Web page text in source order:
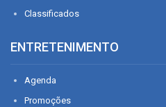
Classificados
ENTRETENIMENTO
Agenda
Promoções